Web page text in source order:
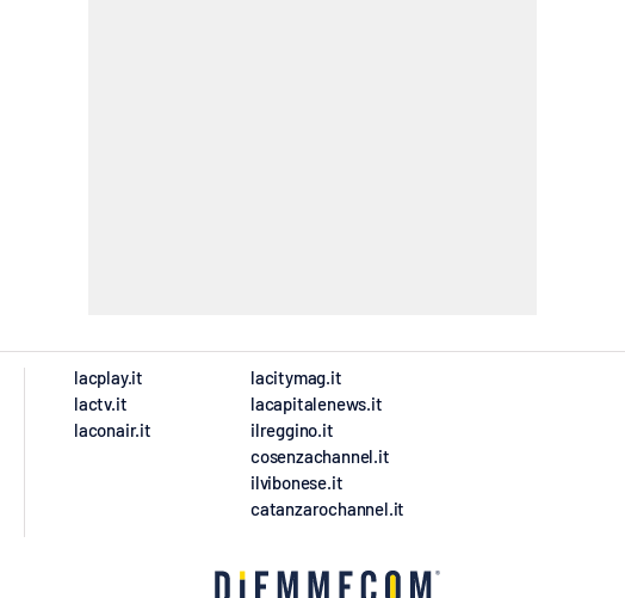
lacplay.it
lactv.it
laconair.it
lacitymag.it
lacapitalenews.it
ilreggino.it
cosenzachannel.it
ilvibonese.it
catanzarochannel.it